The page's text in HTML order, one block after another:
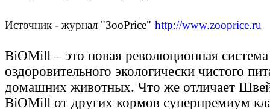
Источник - журнал "ЗооPrice" http://www.zooprice.ru
BiOMill – это новая революционная система
оздоровительного экологически чистого
домашних животных. Что же отличает
BiOMill от других кормов суперпремиум